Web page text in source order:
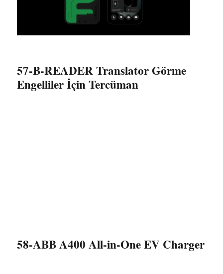
57-B-READER Translator Görme
Engelliler İçin Tercüman
58-ABB A400 All-in-One EV Charger